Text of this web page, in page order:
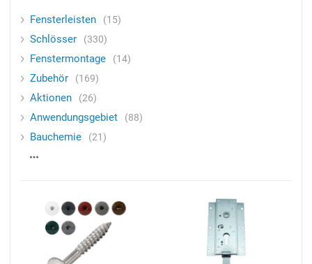
Fensterleisten 15
Schlösser 330
Fenstermontage 14
Zubehör 169
Aktionen 26
Anwendungsgebiet 88
Bauchemie 21